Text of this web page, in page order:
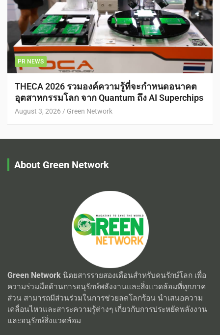
PR NEWS
THECA 2026 รวมองค์ความรู้ที่จะกำหนดอนาคต
อุตสาหกรรมโลก จาก Quantum ถึง AI Superchips
August 3, 2026 Green Network
About Green Network
Green Network นิตยสารรายสองเดือนสำหรับคนรักษ์โลก เพื่อ
ความร่วมมือด้านการอนุรักษ์พลังงานและสิ่งแวดล้อมที่ทุกภาค
ส่วน สามารถมีส่วนร่วมในการช่วยลดโลกร้อน นำเสนอความ
เคลื่อนไหวและสาระความรู้ต่างๆ เกี่ยวกับการประหยัดพลังงาน
และอนุรักษ์สิ่งแวดล้อม